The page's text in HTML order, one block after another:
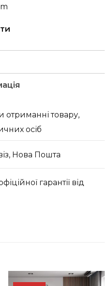
отриманні товару,
осіб
Нова Пошта
гарантії від